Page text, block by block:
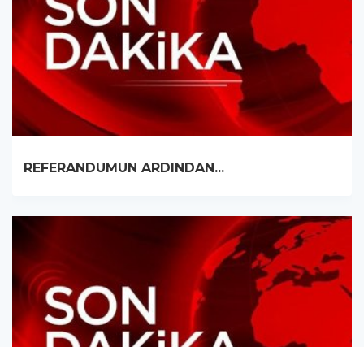
REFERANDUMUN ARDINDAN...